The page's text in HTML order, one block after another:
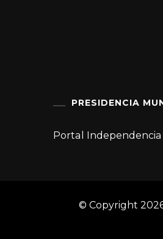
PRESIDENCIA
Portal Independencia
© Copyright